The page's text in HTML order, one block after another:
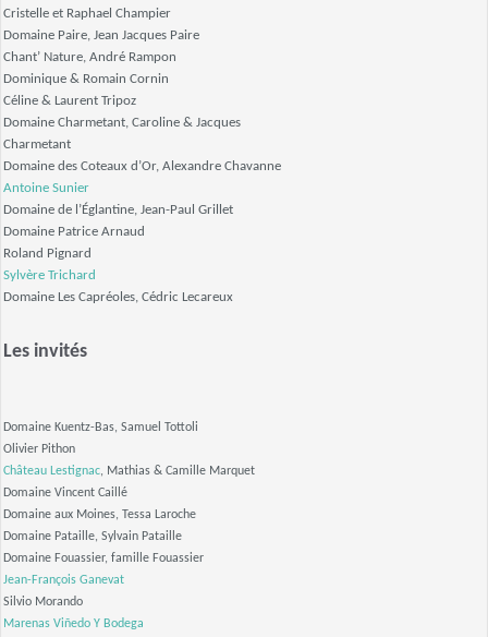
Cristelle et Raphael Champier
Domaine Paire, Jean Jacques Paire
Chant’ Nature, André Rampon
Dominique & Romain Cornin
Céline & Laurent Tripoz
Domaine Charmetant, Caroline & Jacques
Charmetant
Domaine des Coteaux d’Or, Alexandre Chavanne
Antoine Sunier
Domaine de l’Églantine, Jean-Paul Grillet
Domaine Patrice Arnaud
Roland Pignard
Sylvère Trichard
Domaine Les Capréoles, Cédric Lecareux
Les invités
Domaine Kuentz-Bas, Samuel Tottoli
Olivier Pithon
Château Lestignac, Mathias & Camille Marquet
Domaine Vincent Caillé
Domaine aux Moines, Tessa Laroche
Domaine Pataille, Sylvain Pataille
Domaine Fouassier, famille Fouassier
Jean-François Ganevat
Silvio Morando
Marenas Viñedo Y Bodega